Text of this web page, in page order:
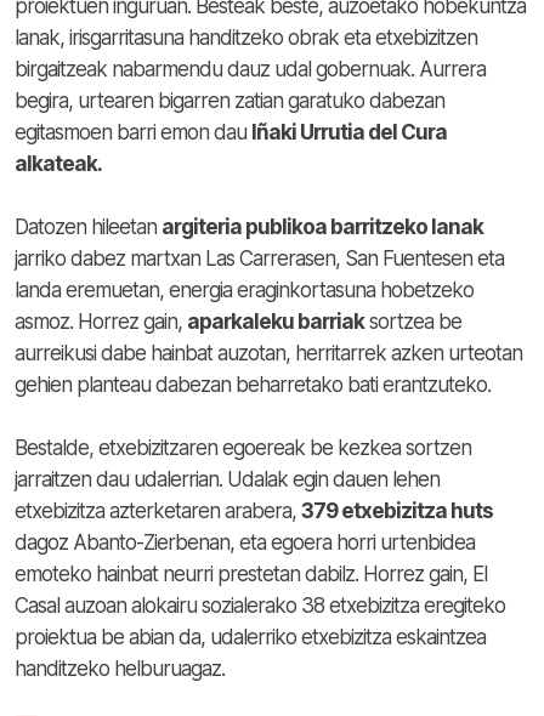
proiektuen inguruan. Besteak beste, auzoetako hobekuntza
lanak, irisgarritasuna handitzeko obrak eta etxebizitzen
birgaitzeak nabarmendu dauz udal gobernuak. Aurrera
begira, urtearen bigarren zatian garatuko dabezan
egitasmoen barri emon dau Iñaki Urrutia del Cura
alkateak.
Datozen hileetan argiteria publikoa barritzeko lanak
jarriko dabez martxan Las Carrerasen, San Fuentesen eta
landa eremuetan, energia eraginkortasuna hobetzeko
asmoz. Horrez gain, aparkaleku barriaksortzea be
aurreikusi dabe hainbat auzotan, herritarrek azken urteotan
gehien planteau dabezan beharretako bati erantzuteko.
Bestalde, etxebizitzaren egoereak be kezkea sortzen
jarraitzen dau udalerrian. Udalak egin dauen lehen
etxebizitza azterketaren arabera, 379 etxebizitza huts
dagoz Abanto-Zierbenan, eta egoera horri urtenbidea
emoteko hainbat neurri prestetan dabilz. Horrez gain, El
Casal auzoan alokairu sozialerako 38 etxebizitza eregiteko
proiektua be abian da, udalerriko etxebizitza eskaintzea
handitzeko helburuagaz.